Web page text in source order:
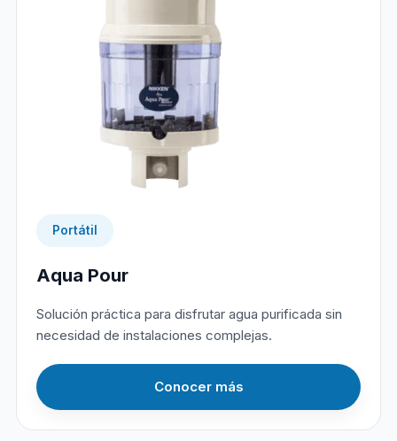
Portátil
Aqua Pour
Solución práctica para disfrutar agua purificada sin
necesidad de instalaciones complejas.
Conocer más